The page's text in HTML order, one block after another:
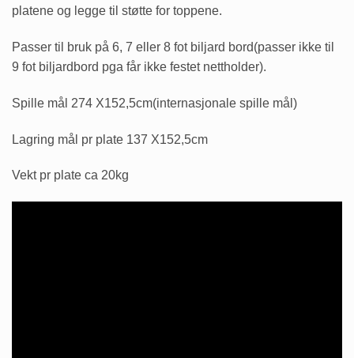
platene og legge til støtte for toppene.
Passer til bruk på 6, 7 eller 8 fot biljard bord(passer ikke til
9 fot biljardbord pga får ikke festet nettholder).
Spille mål 274 X152,5cm(internasjonale spille mål)
Lagring mål pr plate 137 X152,5cm
Vekt pr plate ca 20kg